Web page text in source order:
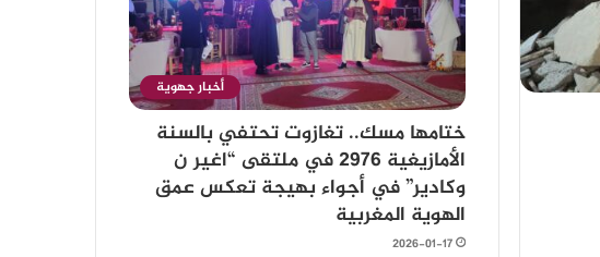
أخبار جهوية
ختامها مسك.. تغازوت تحتفي بالسنة
الأمازيغية 2976 في ملتقى “اغير ن
وكادير” في أجواء بهيجة تعكس عمق
الهوية المغربية
2026-01-17